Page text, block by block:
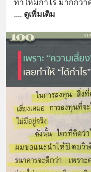
หลับ
.... ดูเพิ่มเติม